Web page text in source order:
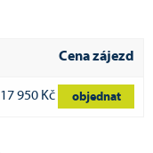
Cena zájezd
17 950 Kč objednat